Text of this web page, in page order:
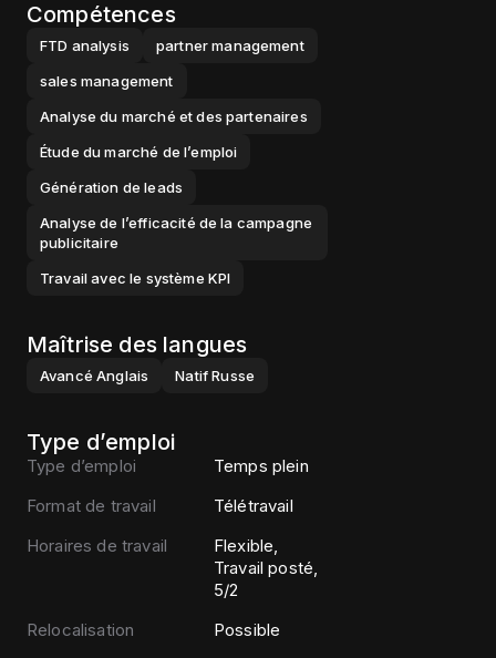
Compétences
FTD analysis
partner management
sales management
Analyse du marché et des partenaires
Étude du marché de l’emploi
Génération de leads
Analyse de l’efficacité de la campagne
publicitaire
Travail avec le système KPI
Maîtrise des langues
Avancé Anglais Natif Russe
Type d’emploi
Type d’emploi
Temps plein
Format de travail
Télétravail
Horaires de travail
Flexible,
Travail posté,
5/2
Relocalisation
Possible